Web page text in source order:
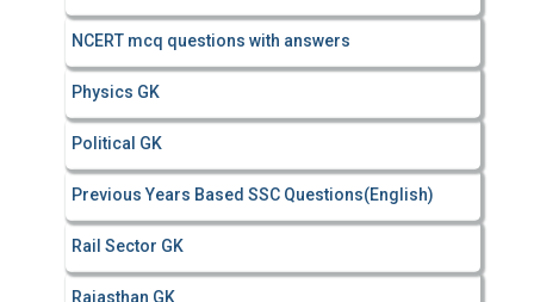
NCERT mcq questions with answers
Physics GK
Political GK
Previous Years Based SSC Questions(English)
Rail Sector GK
Rajasthan GK